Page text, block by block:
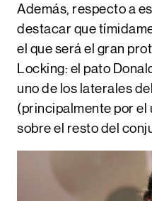
Además, respecto a
destacar que
el que será el gran
Locking: el pato
uno de los laterales
(principalmente por el
sobre el resto del